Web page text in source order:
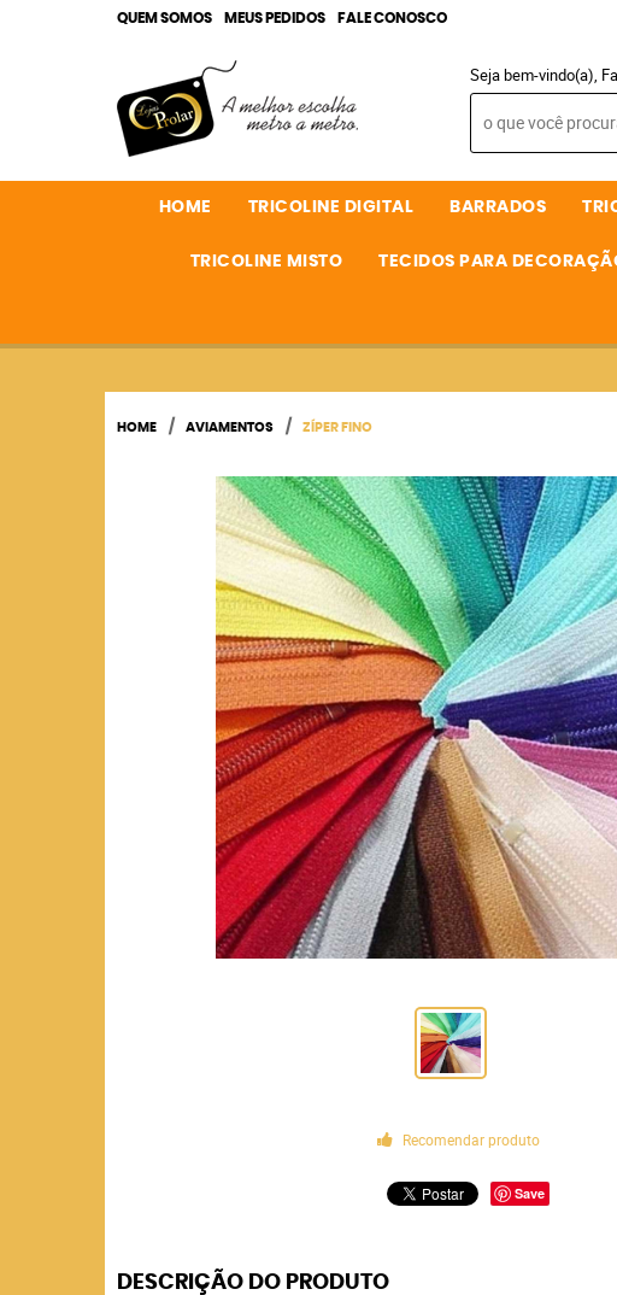
QUEM SOMOS MEUS PEDIDOS FALE CONOSCO
Seja bem-vindo(a),
HOME TRICOLINE DIGITAL BARRADOS
TRICOLINE MISTO TECIDOS PARA
HOME AVIAMENTOS ZÍPER FINO
Recomendar produto
Save
DESCRIÇÃO DO PRODUTO